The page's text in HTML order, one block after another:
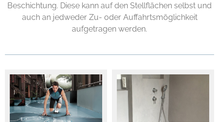
Beschichtung. Diese kann auf den Stellflächen selbst und
auch an jedweder Zu- oder Auffahrtsmöglichkeit
aufgetragen werden.